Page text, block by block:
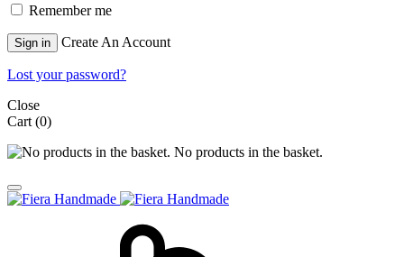
Remember me
Sign in Create An Account
Lost your password?
Close
Cart (0)
No products in the basket.